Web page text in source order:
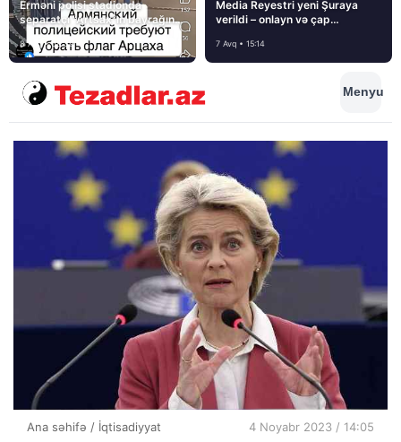
Erməni polisi stadionda
separatçı “Artsax”ın bayrağını
müsadirə etdi və…
8 Avq • 08:39
Media Reyestri yeni Şuraya
verildi – onlayn və çap
7 Avq • 15:14
Menyu
Ana səhifə / İqtisadiyyat 4 Noyabr 2023 / 14:05